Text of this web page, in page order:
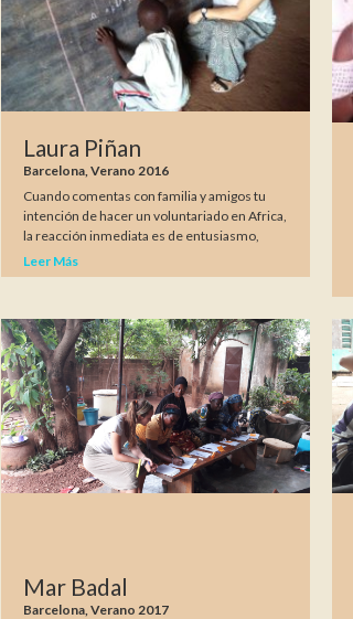
Laura Piñan
Barcelona, Verano 2016
Cuando comentas con familia y amigos tu
intención de hacer un voluntariado en Africa,
la reacción inmediata es de entusiasmo,
Leer Más
Mar Badal
Barcelona, Verano 2017